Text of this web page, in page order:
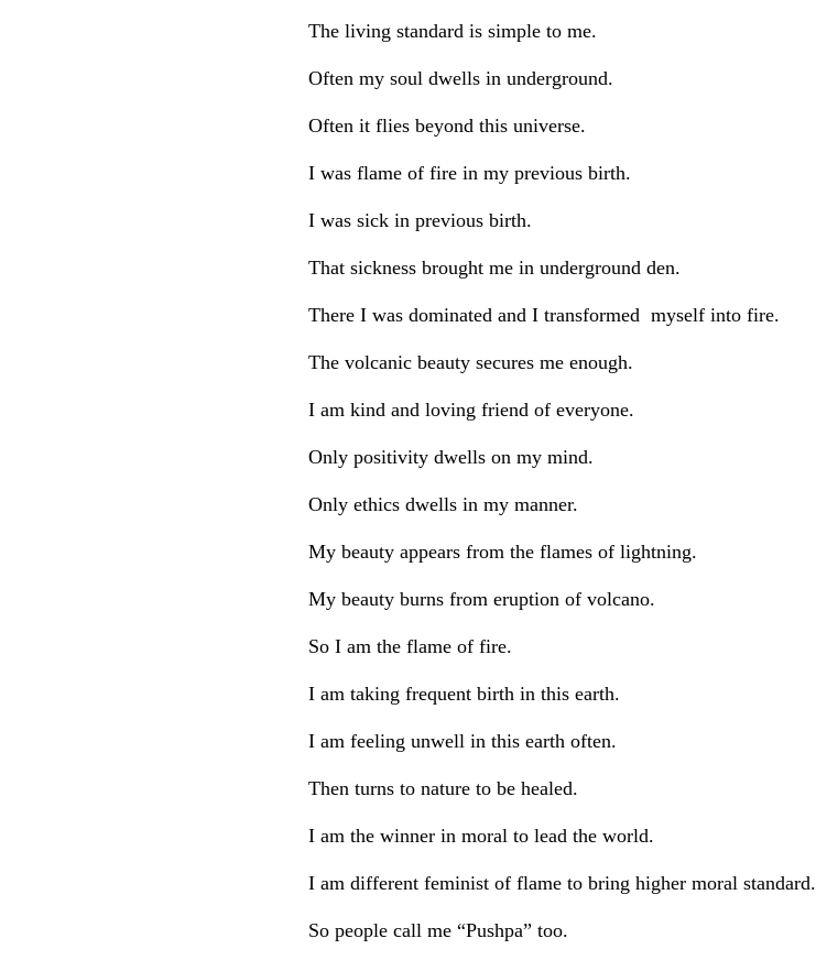
The living standard is simple to me.
Often my soul dwells in underground.
Often it flies beyond this universe.
I was flame of fire in my previous birth.
I was sick in previous birth.
That sickness brought me in underground den.
There I was dominated and I transformed myself into fire.
The volcanic beauty secures me enough.
I am kind and loving friend of everyone.
Only positivity dwells on my mind.
Only ethics dwells in my manner.
My beauty appears from the flames of lightning.
My beauty burns from eruption of volcano.
So I am the flame of fire.
I am taking frequent birth in this earth.
I am feeling unwell in this earth often.
Then turns to nature to be healed.
I am the winner in moral to lead the world.
I am different feminist of flame to bring higher moral standard.
So people call me “Pushpa” too.